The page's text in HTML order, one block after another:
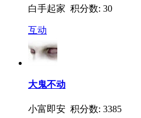
白手起家 积分数: 30
互动
大鬼不动
小富即安 积分数: 3385